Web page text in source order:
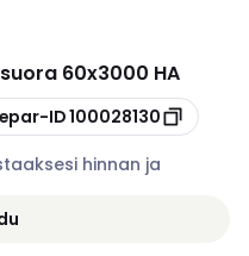
suora 60x3000 HA
ID100028130
hinnan ja